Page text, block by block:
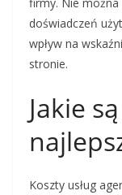
doświadczeń
wpływ na
stronie.
Jakie
Koszty usług